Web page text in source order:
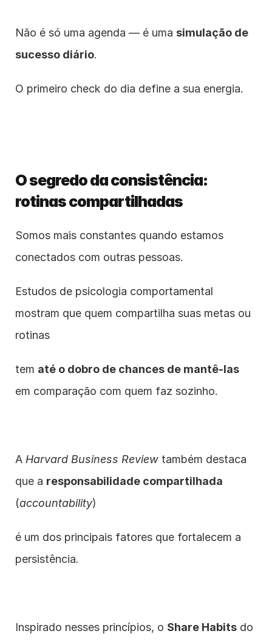
Não é só uma agenda — é uma simulação de
sucesso diário.
O primeiro check do dia define a sua energia.
O segredo da consistência:
rotinas compartilhadas
Somos mais constantes quando estamos
conectados com outras pessoas.
Estudos de psicologia comportamental
mostram que quem compartilha suas metas ou
rotinas
tem até o dobro de chances de mantê-las
em comparação com quem faz sozinho.
A Harvard Business Review também destaca
que a responsabilidade compartilhada
(accountability)
é um dos principais fatores que fortalecem a
persistência.
Inspirado nesses princípios, o Share Habits do